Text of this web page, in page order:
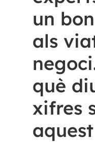
un
als
què
xifres